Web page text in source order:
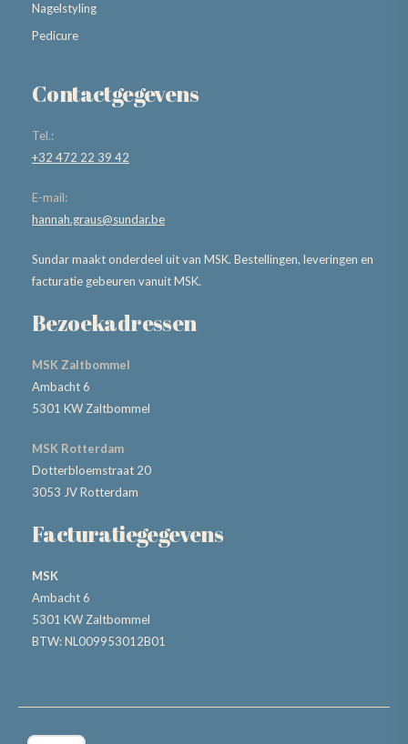
Nagelstyling
Pedicure
Contactgegevens
Tel.:
+32 472 22 39 42
E-mail:
hannah.graus@sundar.be
Sundar maakt onderdeel uit van MSK. Bestellingen, leveringen en
facturatie gebeuren vanuit MSK.
Bezoekadressen
MSK Zaltbommel
Ambacht 6
5301 KW Zaltbommel
MSK Rotterdam
Dotterbloemstraat 20
3053 JV Rotterdam
Facturatiegegevens
MSK
Ambacht 6
5301 KW Zaltbommel
BTW: NL009953012B01